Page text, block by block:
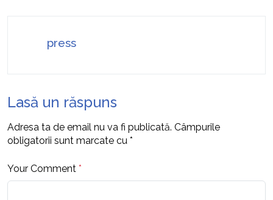
press
Lasă un răspuns
Adresa ta de email nu va fi publicată. Câmpurile
obligatorii sunt marcate cu *
Your Comment *